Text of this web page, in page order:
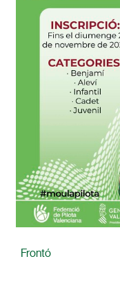
Frontó